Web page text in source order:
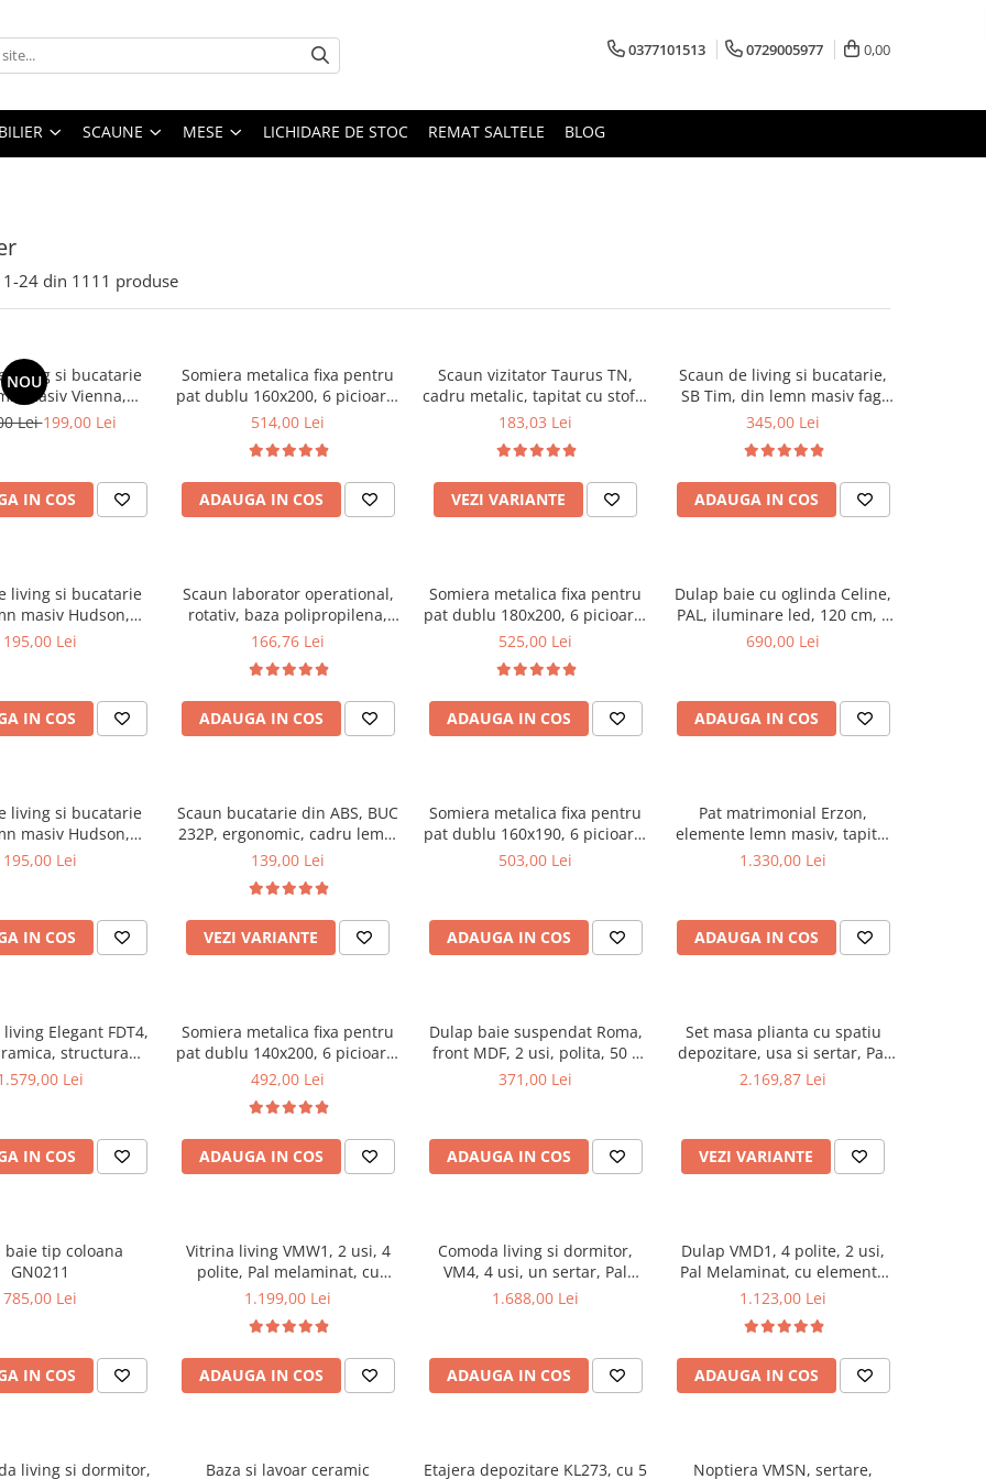
0377101513 0729005977 0,00
SCAUNE MESE LICHIDARE DE STOC REMAT SALTELE BLOG
1-24 din 1111 produse
NOU
living si bucatarie
masiv Vienna,
stofa,100 kg,
Lei199,00 Lei
IN COS
Somiera metalica fixa pentru
pat dublu 160x200, 6 picioare,
32 lamele lemn fag, benzi
negru
514,00 Lei
ADAUGA IN COS
Scaun vizitator Taurus TN,
cadru metalic, tapitat cu stofa,
stivuibil, 120 kg, negru
183,03 Lei
VEZI VARIANTE
Scaun de living si bucatarie,
SB Tim, din lemn masiv fag,
tapiterie stofa, lacuit, 120 kg,
345,00 Lei
ADAUGA IN COS
living si bucatarie
masiv Hudson,
stofa,100 kg,
195,00 Lei
IN COS
Scaun laborator operational,
rotativ, baza polipropilena,
piele ecologica, inaltime
166,76 Lei
ADAUGA IN COS
Somiera metalica fixa pentru
pat dublu 180x200, 6 picioare,
32 lamele lemn fag, benzi
negru
525,00 Lei
ADAUGA IN COS
Dulap baie cu oglinda Celine,
PAL, iluminare led, 120 cm, 3
usi, 3 rafturi, soft close, alb
690,00 Lei
ADAUGA IN COS
living si bucatarie
masiv Hudson,
stofa,100 kg,
195,00 Lei
IN COS
Scaun bucatarie din ABS, BUC
232P, ergonomic, cadru lemn,
100 kg
139,00 Lei
VEZI VARIANTE
Somiera metalica fixa pentru
pat dublu 160x190, 6 picioare,
30 lamele lemn fag, benzi
503,00 Lei
ADAUGA IN COS
Pat matrimonial Erzon,
elemente lemn masiv, tapitat
cu stofa, cu somiera,140x200
1.330,00 Lei
ADAUGA IN COS
Elegant FDT4,
structura
140x80x75 cm,
bej
Lei
IN COS
Somiera metalica fixa pentru
pat dublu 140x200, 6 picioare,
32 lamele lemn fag, benzi
negru
492,00 Lei
ADAUGA IN COS
Dulap baie suspendat Roma,
front MDF, 2 usi, polita, 50 x
68 cm, alb
371,00 Lei
ADAUGA IN COS
Set masa plianta cu spatiu
depozitare, usa si sertar, Pal
Melaminat, 160x96x80 cm si 6
2.169,87 Lei
VEZI VARIANTE
baie tip coloana
GN0211
785,00 Lei
IN COS
Vitrina living VMW1, 2 usi, 4
polite, Pal melaminat, cu
insertii MDF, Nuc
1.199,00 Lei
ADAUGA IN COS
Comoda living si dormitor,
VM4, 4 usi, un sertar, Pal
melaminat, cu insertii MDF,
1.688,00 Lei
ADAUGA IN COS
Dulap VMD1, 4 polite, 2 usi,
Pal Melaminat, cu elemente
din MDF, Nuc
1.123,00 Lei
ADAUGA IN COS
living si dormitor,
Baza si lavoar ceramic
Etajera depozitare KL273, cu 5
Noptiera VMSN, sertare,